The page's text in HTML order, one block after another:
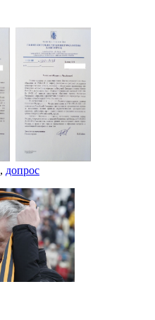
, допрос